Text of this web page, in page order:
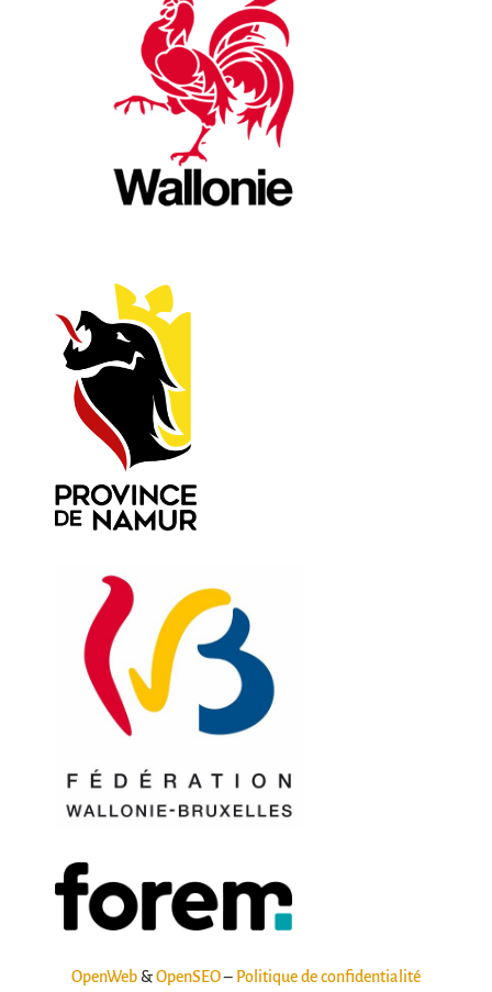
OpenWeb&OpenSEO– Politique de confidentialité